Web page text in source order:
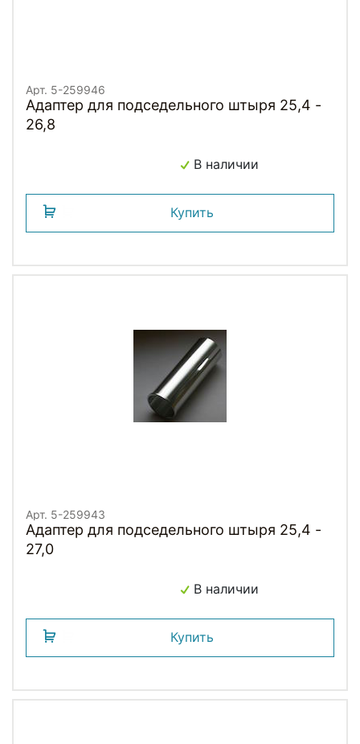
Арт. 5-259946
Адаптер для подседельного штыря 25,4 -
26,8
В наличии
Купить
Арт. 5-259943
Адаптер для подседельного штыря 25,4 -
27,0
В наличии
Купить